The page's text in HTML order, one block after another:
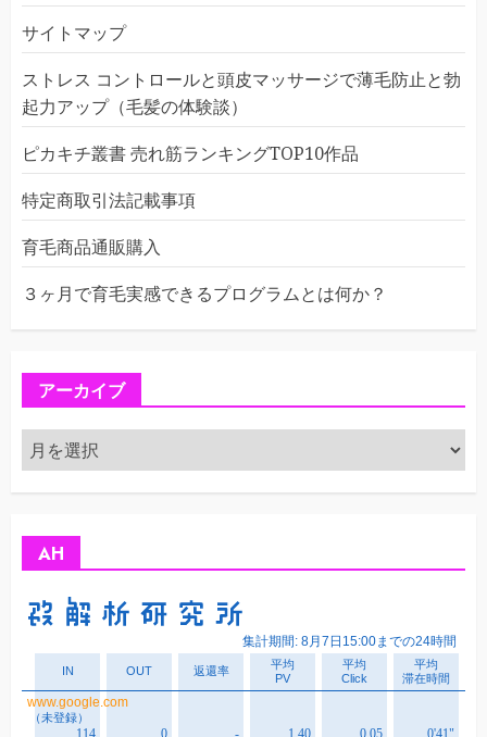
サイトマップ
ストレス コントロールと頭皮マッサージで薄毛防止と勃
起力アップ（毛髪の体験談）
ピカキチ叢書 売れ筋ランキングTOP10作品
特定商取引法記載事項
育毛商品通販購入
３ヶ月で育毛実感できるプログラムとは何か？
アーカイブ
ア
ー
カ
AH